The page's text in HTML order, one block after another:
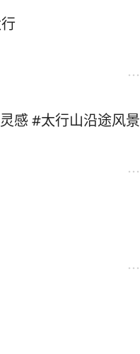
感 #太行山沿途风景